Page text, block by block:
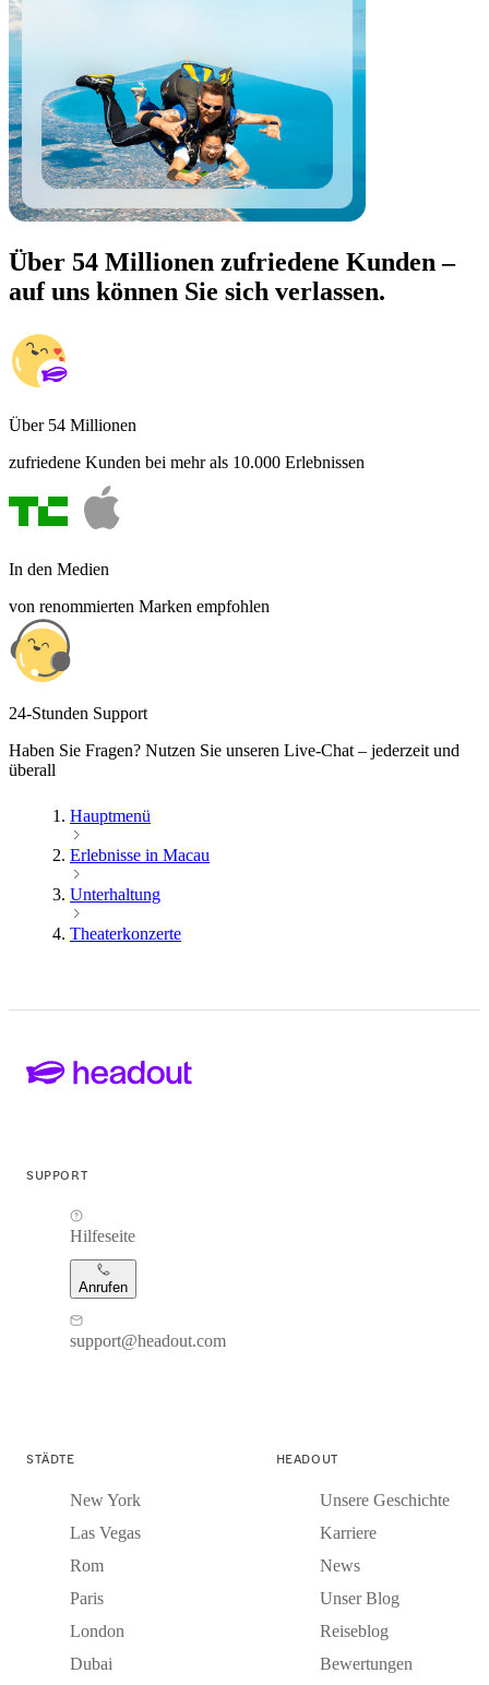
Über 54 Millionen zufriedene Kunden –
auf uns können Sie sich verlassen.
Über 54 Millionen
zufriedene Kunden bei mehr als 10.000 Erlebnissen
In den Medien
von renommierten Marken empfohlen
24-Stunden Support
Haben Sie Fragen? Nutzen Sie unseren Live-Chat – jederzeit und
überall
Hauptmenü
Erlebnisse in Macau
Unterhaltung
Theaterkonzerte
SUPPORT
Hilfeseite
Anrufen
support@headout.com
STÄDTE
New York
Las Vegas
Rom
Paris
London
Dubai
HEADOUT
Unsere Geschichte
Karriere
News
Unser Blog
Reiseblog
Bewertungen